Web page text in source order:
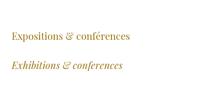
Expositions & conférences
Exhibitions & conferences